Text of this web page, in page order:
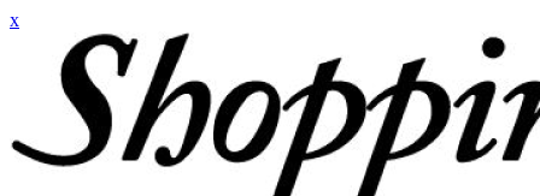
x